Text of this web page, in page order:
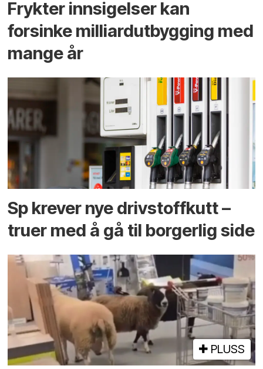
Frykter innsigelser kan
forsinke milliard­utbygging med
mange år
Sp krever nye drivstoffkutt –
truer med å gå til borgerlig side
PLUSS